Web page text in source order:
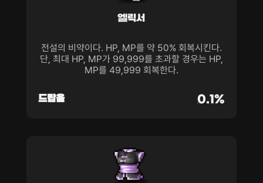
엘릭서
전설의 비약이다. HP, MP를 약 50% 회복시킨다.
단, 최대 HP, MP가 99,999를 초과할 경우는 HP,
MP를 49,999 회복한다.
드랍율 0.1%